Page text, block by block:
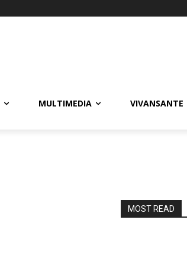
MULTIMEDIA VIVANSANTE
MOST READ